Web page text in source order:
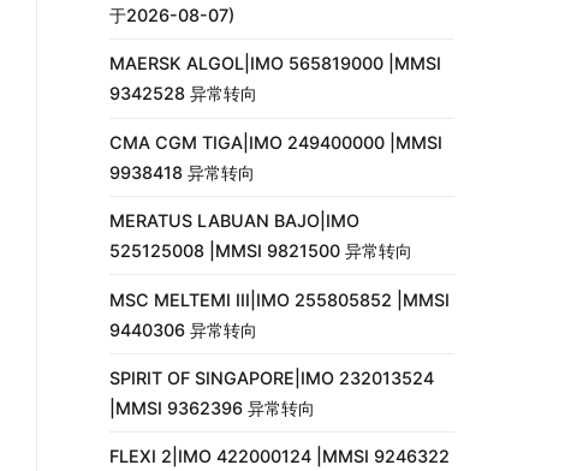
于2026-08-07)
MAERSK ALGOL|IMO 565819000 |MMSI
9342528 异常转向
CMA CGM TIGA|IMO 249400000 |MMSI
9938418 异常转向
MERATUS LABUAN BAJO|IMO
525125008 |MMSI 9821500 异常转向
MSC MELTEMI III|IMO 255805852 |MMSI
9440306 异常转向
SPIRIT OF SINGAPORE|IMO 232013524
|MMSI 9362396 异常转向
FLEXI 2|IMO 422000124 |MMSI 9246322